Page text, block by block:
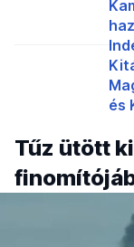
és
Tűz ütött